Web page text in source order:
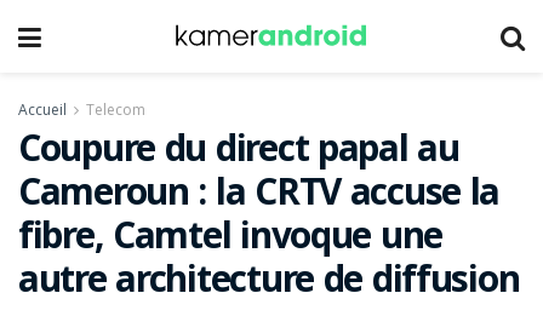
Accueil Telecom
Coupure du direct papal au
Cameroun : la CRTV accuse la
fibre, Camtel invoque une
autre architecture de diffusion